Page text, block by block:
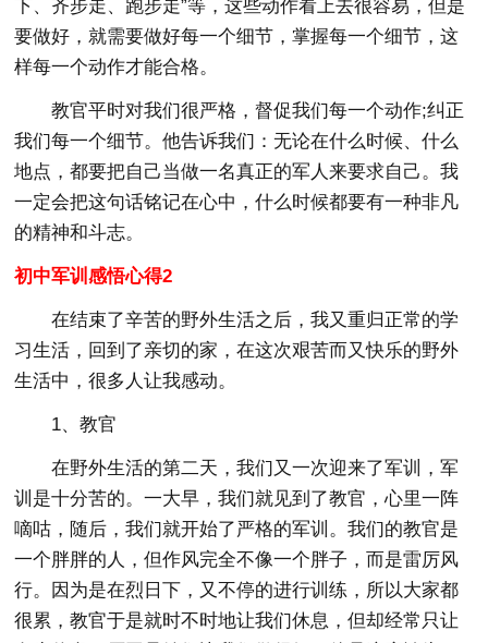
下、齐步走、跑步走”等，这些动作看上去很容易，但是
要做好，就需要做好每一个细节，掌握每一个细节，这
样每一个动作才能合格。
教官平时对我们很严格，督促我们每一个动作;纠正
我们每一个细节。他告诉我们：无论在什么时候、什么
地点，都要把自己当做一名真正的军人来要求自己。我
一定会把这句话铭记在心中，什么时候都要有一种非凡
的精神和斗志。
初中军训感悟心得2
在结束了辛苦的野外生活之后，我又重归正常的学
习生活，回到了亲切的家，在这次艰苦而又快乐的野外
生活中，很多人让我感动。
1、教官
在野外生活的第二天，我们又一次迎来了军训，军
训是十分苦的。一大早，我们就见到了教官，心里一阵
嘀咕，随后，我们就开始了严格的军训。我们的教官是
一个胖胖的人，但作风完全不像一个胖子，而是雷厉风
行。因为是在烈日下，又不停的进行训练，所以大家都
很累，教官于是就时不时地让我们休息，但却经常只让